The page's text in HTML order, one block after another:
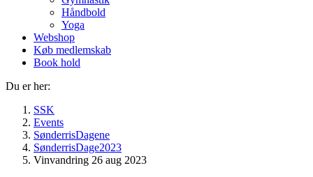
Håndbold
Yoga
Webshop
Køb medlemskab
Book hold
Du er her:
SSK
Events
SønderrisDagene
SønderrisDage2023
Vinvandring 26 aug 2023